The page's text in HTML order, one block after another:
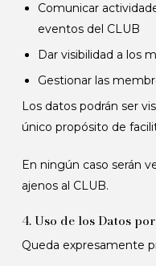
Comunicar
eventos del CLUB
Dar visibilidad a los
Gestionar las
Los datos podrán ser
único propósito de
En ningún caso serán
ajenos al CLUB.
4. Uso de los Datos
Queda expresamente